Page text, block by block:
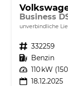
unverbindliche
Fahrzeugnr. 332259
Kraftstoff Benzin
Leistung 110 kW
18.12.2025